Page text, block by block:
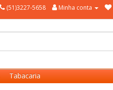
(51)3227-5658 Minha conta
Tabacaria